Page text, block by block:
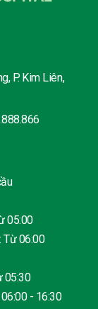
P. Kim Liên,
05:00
06:00
- 16:30